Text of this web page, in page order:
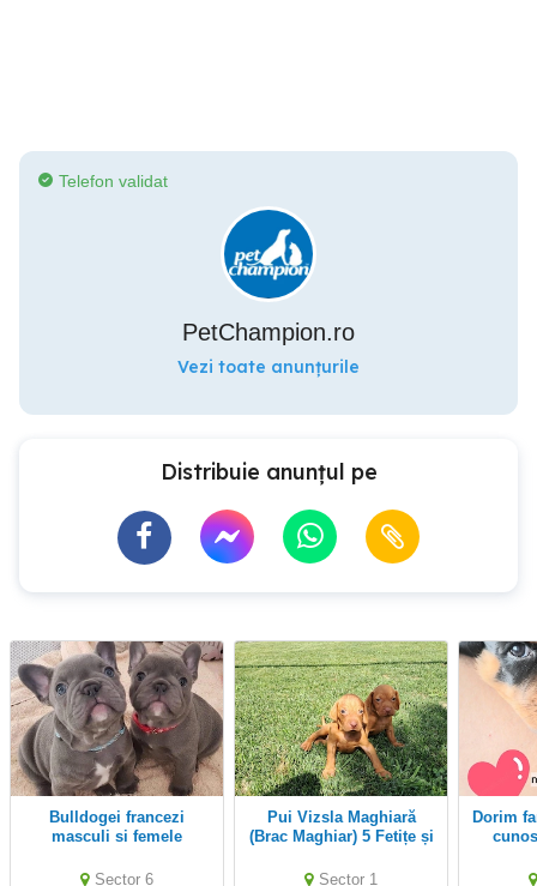
Telefon validat
PetChampion.ro
Vezi toate anunțurile
Distribuie anunțul pe
Bulldogei francezi
masculi si femele
Sector 6
Pui Vizsla Maghiară
(Brac Maghiar) 5 Fetițe și
Sector 1
Dorim familii iubitoare si